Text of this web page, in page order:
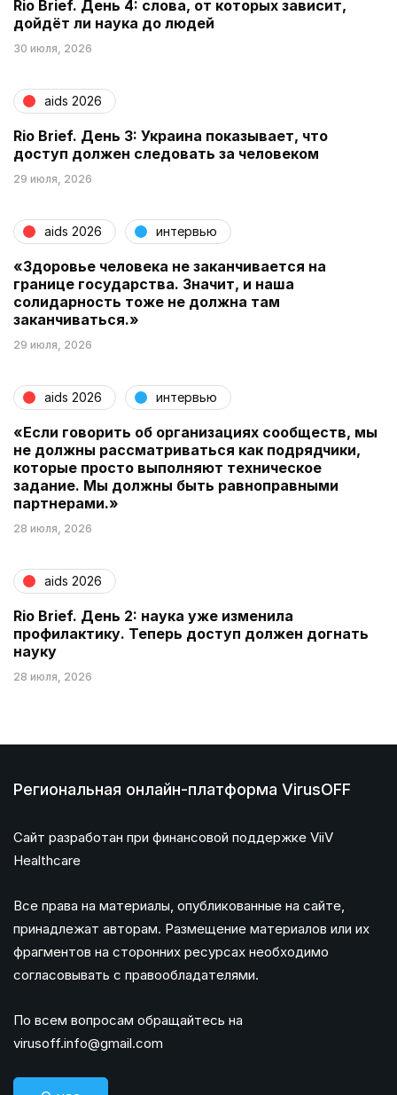
Rio Brief. День 4: слова, от которых зависит,
дойдёт ли наука до людей
30 июля, 2026
aids 2026
Rio Brief. День 3: Украина показывает, что
доступ должен следовать за человеком
29 июля, 2026
aids 2026 интервью
«Здоровье человека не заканчивается на
границе государства. Значит, и наша
солидарность тоже не должна там
заканчиваться.»
29 июля, 2026
aids 2026 интервью
«Если говорить об организациях сообществ, мы
не должны рассматриваться как подрядчики,
которые просто выполняют техническое
задание. Мы должны быть равноправными
партнерами.»
28 июля, 2026
aids 2026
Rio Brief. День 2: наука уже изменила
профилактику. Теперь доступ должен догнать
науку
28 июля, 2026
Региональная онлайн-платформа VirusOFF
Сайт разработан при финансовой поддержке ViiV
Healthcare
Все права на материалы, опубликованные на сайте,
принадлежат авторам. Размещение материалов или их
фрагментов на сторонних ресурсах необходимо
согласовывать с правообладателями.
По всем вопросам обращайтесь на
virusoff.info@gmail.com